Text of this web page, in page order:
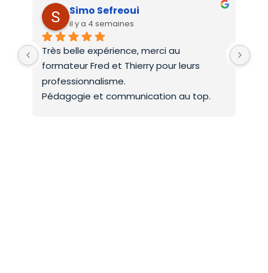
Simo Sefreoui
il y a 4 semaines
Très belle expérience, merci au
formateur Fred et Thierry pour leurs
professionnalisme.
Pédagogie et communication au top.